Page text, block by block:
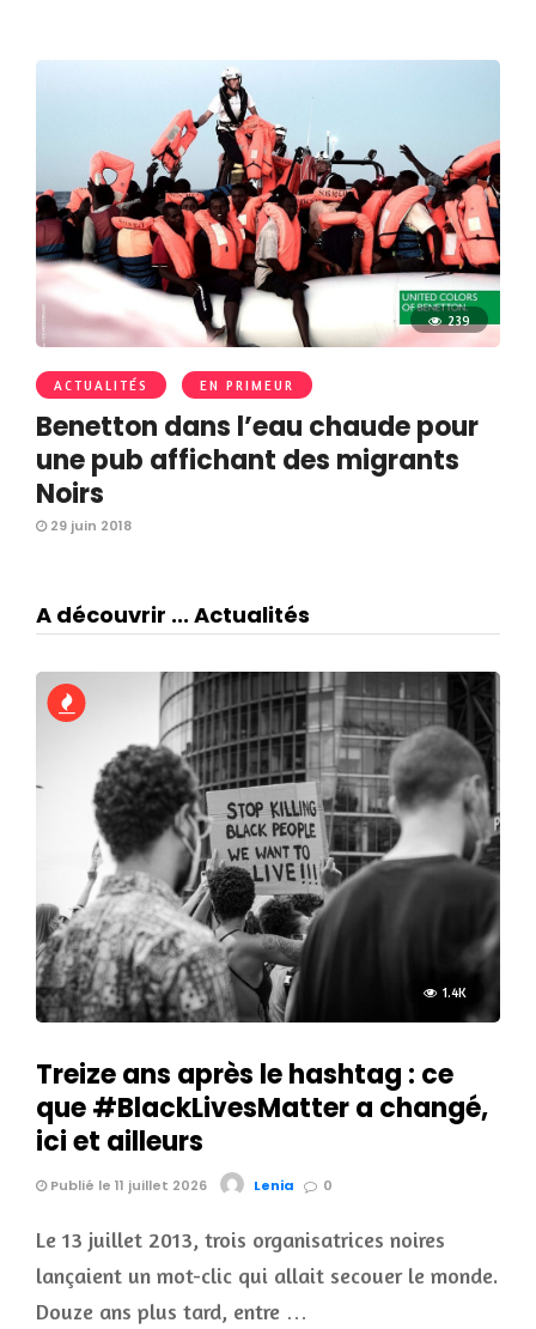
239
ACTUALITÉS EN PRIMEUR
Benetton dans l’eau chaude pour
une pub affichant des migrants
Noirs
29 juin 2018
A découvrir ... Actualités
1.4K
Treize ans après le hashtag : ce
que #BlackLivesMatter a changé,
ici et ailleurs
Publié le 11 juillet 2026 Lenia 0
Le 13 juillet 2013, trois organisatrices noires
lançaient un mot-clic qui allait secouer le monde.
Douze ans plus tard, entre …